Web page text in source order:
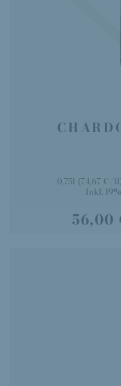
0,75l (74,67 €/
56,00
Inkl.